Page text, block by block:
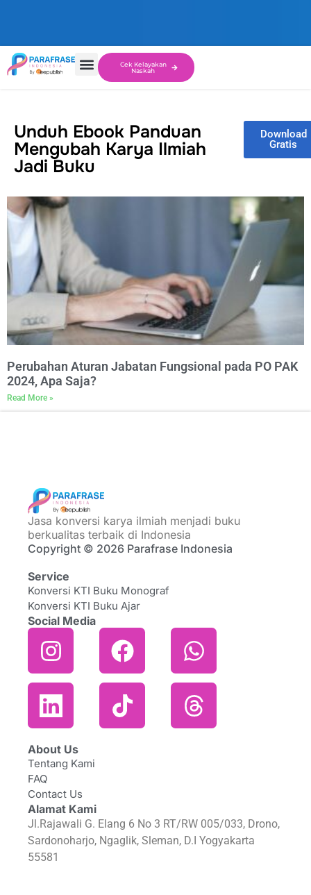
Cek Kelayakan
Naskah
Unduh Ebook Panduan
Mengubah Karya Ilmiah
Jadi Buku
Download
Gratis
Perubahan Aturan Jabatan Fungsional pada PO PAK
2024, Apa Saja?
Read More »
Jasa konversi karya ilmiah menjadi buku
berkualitas terbaik di Indonesia
Copyright © 2026 Parafrase Indonesia
Service
Konversi KTI Buku Monograf
Konversi KTI Buku Ajar
Social Media
About Us
Tentang Kami
FAQ
Contact Us
Alamat Kami
Jl.Rajawali G. Elang 6 No 3 RT/RW 005/033, Drono,
Sardonoharjo, Ngaglik, Sleman, D.I Yogyakarta
55581